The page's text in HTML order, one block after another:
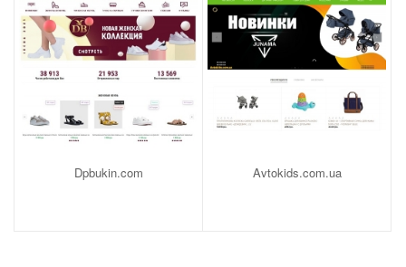
Dpbukin.com Avtokids.com.ua